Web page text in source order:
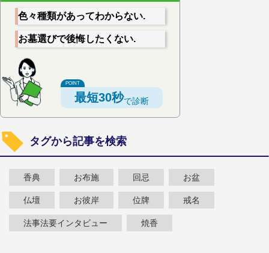
色々種類があってわからない.
お墓選びで後悔したくない.
最短30秒で診断
タグから記事を検索
香典 お布施 回忌 お盆
仏壇 お彼岸 位牌 戒名
法事法要インタビュー 焼香